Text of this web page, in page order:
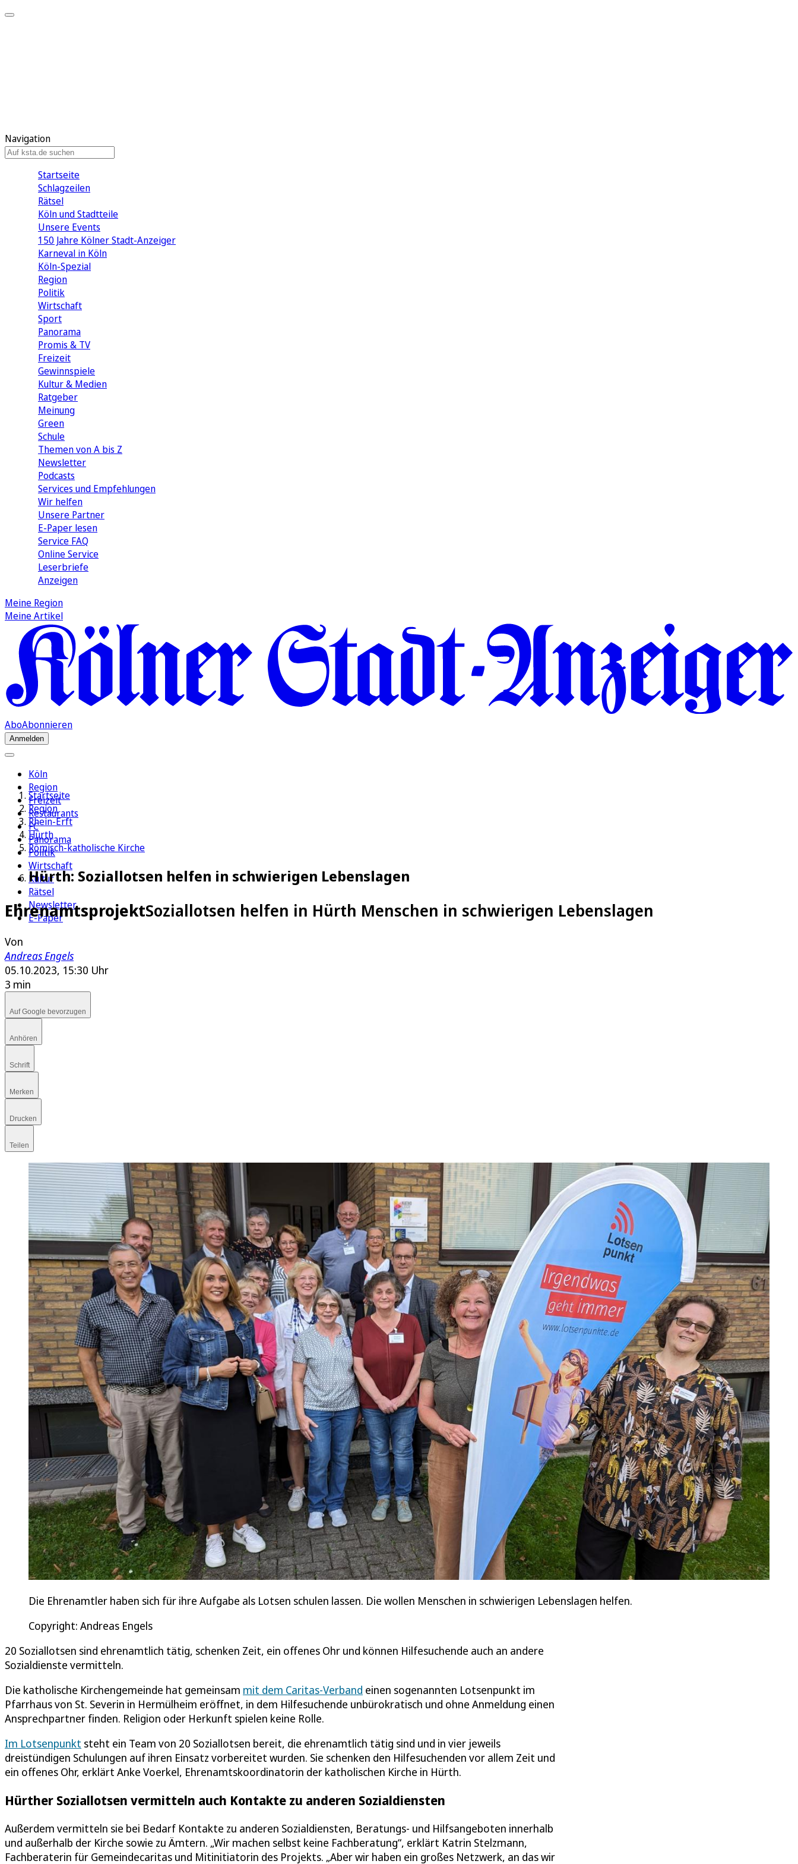
Navigation
Startseite
Schlagzeilen
Rätsel
Köln und Stadtteile
Unsere Events
150 Jahre Kölner Stadt-Anzeiger
Karneval in Köln
Köln-Spezial
Region
Politik
Wirtschaft
Sport
Panorama
Promis & TV
Freizeit
Gewinnspiele
Kultur & Medien
Ratgeber
Meinung
Green
Schule
Themen von A bis Z
Newsletter
Podcasts
Services und Empfehlungen
Wir helfen
Unsere Partner
E-Paper lesen
Service FAQ
Online Service
Leserbriefe
Anzeigen
Meine Region
Meine Artikel
AboAbonnieren
Anmelden
Köln
Region
Freizeit
Restaurants
FC
Panorama
Politik
Wirtschaft
Kultur
Rätsel
Newsletter
E-Paper
Startseite
Region
Rhein-Erft
Hürth
Römisch-katholische Kirche
Hürth: Soziallotsen helfen in schwierigen Lebenslagen
EhrenamtsprojektSoziallotsen helfen in Hürth Menschen in schwierigen Lebenslagen
Von
Andreas Engels
05.10.2023, 15:30 Uhr
3 min
Auf Google bevorzugen
Anhören
Schrift
Merken
Drucken
Teilen
Die Ehrenamtler haben sich für ihre Aufgabe als Lotsen schulen lassen. Die wollen Menschen in schwierigen Lebenslagen helfen.
Copyright: Andreas Engels
20 Soziallotsen sind ehrenamtlich tätig, schenken Zeit, ein offenes Ohr und können Hilfesuchende auch an andere
Sozialdienste vermitteln.
Die katholische Kirchengemeinde hat gemeinsam mit dem Caritas-Verband einen sogenannten Lotsenpunkt im
Pfarrhaus von St. Severin in Hermülheim eröffnet, in dem Hilfesuchende unbürokratisch und ohne Anmeldung einen
Ansprechpartner finden. Religion oder Herkunft spielen keine Rolle.
Im Lotsenpunkt steht ein Team von 20 Soziallotsen bereit, die ehrenamtlich tätig sind und in vier jeweils
dreistündigen Schulungen auf ihren Einsatz vorbereitet wurden. Sie schenken den Hilfesuchenden vor allem Zeit und
ein offenes Ohr, erklärt Anke Voerkel, Ehrenamtskoordinatorin der katholischen Kirche in Hürth.
Hürther Soziallotsen vermitteln auch Kontakte zu anderen Sozialdiensten
Außerdem vermitteln sie bei Bedarf Kontakte zu anderen Sozialdiensten, Beratungs- und Hilfsangeboten innerhalb
und außerhalb der Kirche sowie zu Ämtern. „Wir machen selbst keine Fachberatung“, erklärt Katrin Stelzmann,
Fachberaterin für Gemeindecaritas und Mitinitiatorin des Projekts. „Aber wir haben ein großes Netzwerk, an das wir